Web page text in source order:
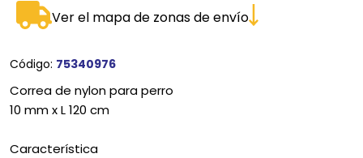
Ver el mapa de zonas de envío
Código: 75340976
Correa de nylon para perro
10 mm x L 120 cm
Característica